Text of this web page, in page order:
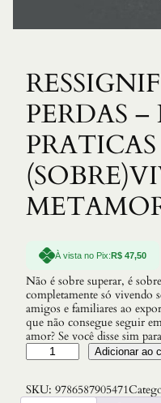
PERDAS –
À vista no Pix:R$ 47,50
Não é sobre superar, é
completamente só vivendo
amigos e familiares ao
que não consegue seguir
amor? Se você disse sim
R
E
S
Adicionar ao
SKU: 9786587905471